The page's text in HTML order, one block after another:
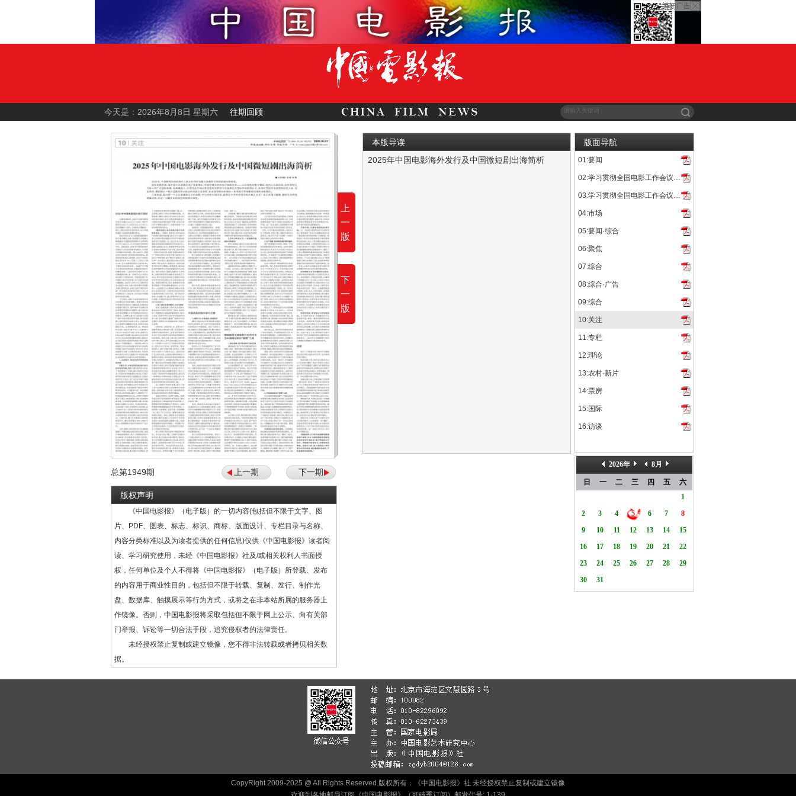
今天是：2026年8月8日 星期六 往期回顾
上
一
版
下
一
版
总第1949期 上一期 下一期
版权声明
《中国电影报》（电子版）的一切内容(包括但不限于文字、图
片、PDF、图表、标志、标识、商标、版面设计、专栏目录与名称、
内容分类标准以及为读者提供的任何信息)仅供《中国电影报》读者阅
读、学习研究使用，未经《中国电影报》社及/或相关权利人书面授
权，任何单位及个人不得将《中国电影报》（电子版）所登载、发布
的内容用于商业性目的，包括但不限于转载、复制、发行、制作光
盘、数据库、触摸展示等行为方式，或将之在非本站所属的服务器上
作镜像。否则，中国电影报将采取包括但不限于网上公示、向有关部
门举报、诉讼等一切合法手段，追究侵权者的法律责任。
未经授权禁止复制或建立镜像，您不得非法转载或者拷贝相关数
据。
本版导读
2025年中国电影海外发行及中国微短剧出海简析
2025年，中国影视内容的海外之路正在同时沿着几条截然不同的轨道向前推进。院线电影层面，海外发行总规...
版面导航
01:要闻
02:学习贯彻全国电影工作会议精神
03:学习贯彻全国电影工作会议精神
04:市场
05:要闻·综合
06:聚焦
07:综合
08:综合·广告
09:综合
10:关注
11:专栏
12:理论
13:农村·新片
14:票房
15:国际
16:访谈
CopyRight 2009-2025 @ All Rights Reserved.版权所有：《中国电影报》社 未经授权禁止复制或建立镜像